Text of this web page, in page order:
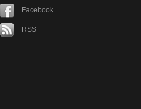
Facebook
RSS